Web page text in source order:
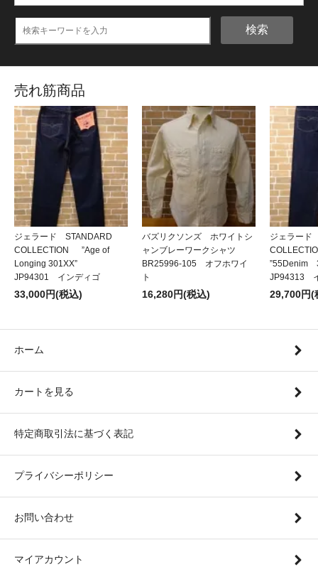
検索
売れ筋商品
ジェラード STANDARD
COLLECTION ”Age of
Longing 301XX”
JP94301 インディゴ
33,000円(税込)
バズリクソンズ ホワイトシ
ャンブレーワークシャツ
BR25996-105 オフホワイ
ト
16,280円(税込)
ジェラード
JP94313
29,700円(
ホーム
カートを見る
特定商取引法に基づく表記
プライバシーポリシー
お問い合わせ
マイアカウント